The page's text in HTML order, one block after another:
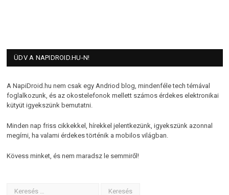
ÜDV A NAPIDROID.HU-N!
A NapiDroid.hu nem csak egy Andriod blog, mindenféle tech témával
foglalkozunk, és az okostelefonok mellett számos érdekes elektronikai
kütyüt igyekszünk bemutatni.
Minden nap friss cikkekkel, hírekkel jelentkezünk, igyekszünk azonnal
megírni, ha valami érdekes történik a mobilos világban.
Kövess minket, és nem maradsz le semmiről!